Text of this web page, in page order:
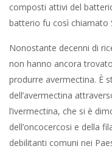
composti attivi del
batterio fu così chiamato
Nonostante decenni di
non hanno ancora
produrre avermectina. È
dell’avermectina
l’ivermectina, che si è
dell’oncocercosi e della
debilitanti comuni nei